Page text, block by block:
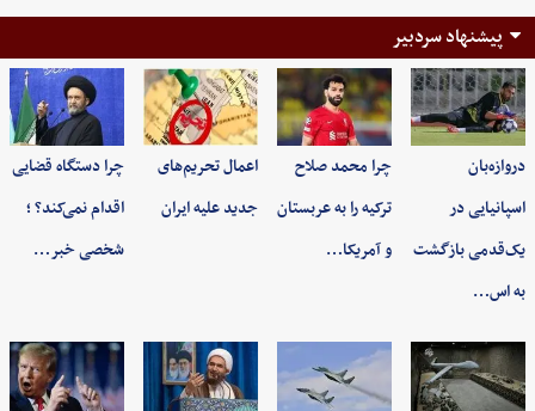
پیشنهاد سردبیر
دروازه‌بان
اسپانیایی در
یک‌قدمی بازگشت
به اس…
چرا محمد صلاح
ترکیه را به عربستان
و آمریکا…
اعمال تحریم‌های
جدید علیه ایران
چرا دستگاه قضایی
اقدام نمی‌کند؟ ؛
شخصی خبر…